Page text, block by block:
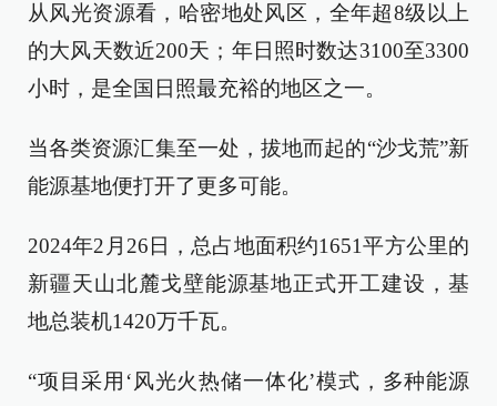
从风光资源看，哈密地处风区，全年超8级以上
的大风天数近200天；年日照时数达3100至3300
小时，是全国日照最充裕的地区之一。
当各类资源汇集至一处，拔地而起的“沙戈荒”新
能源基地便打开了更多可能。
2024年2月26日，总占地面积约1651平方公里的
新疆天山北麓戈壁能源基地正式开工建设，基
地总装机1420万千瓦。
“项目采用‘风光火热储一体化’模式，多种能源